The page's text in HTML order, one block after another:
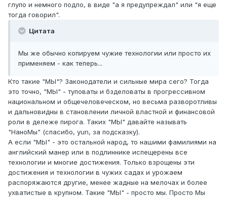
глупо и немного подло, в виде "а я предупреждал" или "я еще
тогда говорил".
Цитата
Мы же обычно копируем чужие технологии или просто их
применяем - как теперь...
Кто такие "МЫ"? Законодатели и сильные мира сего? Тогда
это точно, "МЫ" - туповаты и бзделоваты в прогрессивном
национальном и общечеловеческом, но весьма разворотливы
и дальновидны в становлении личной властной и финансовой
роли в дележе пирога. Таких "МЫ" давайте называть
"НаноМы" (спасибо, yun, за подсказку).
А если "МЫ" - это остальной народ, то нашими фамилиями на
английский манер или в подлиннике испещерены все
технологии и многие достижения. Только взрощены эти
достижения и технологии в чужих садах и урожаем
распоряжаются другие, менее жадные на мелочах и более
ухватистые в крупном. Такие "МЫ" - просто мы. Просто Мы